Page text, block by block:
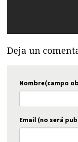
Deja un
Nombre(campo
Email (no será